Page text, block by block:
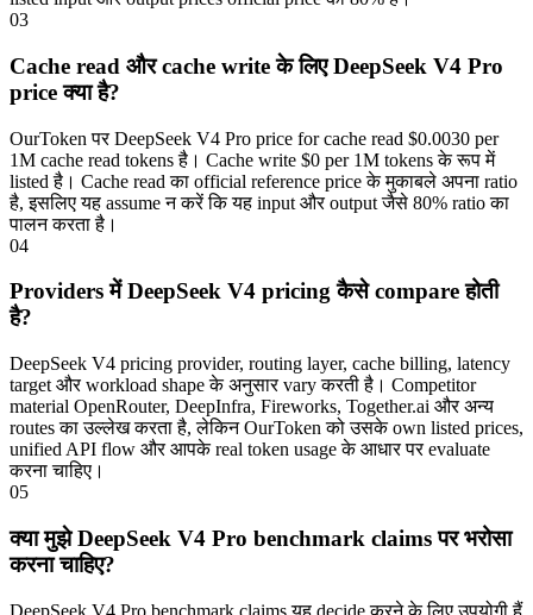
03
Cache read और cache write के लिए DeepSeek V4 Pro
price क्या है?
OurToken पर DeepSeek V4 Pro price for cache read $0.0030 per
1M cache read tokens है। Cache write $0 per 1M tokens के रूप में
listed है। Cache read का official reference price के मुकाबले अपना ratio
है, इसलिए यह assume न करें कि यह input और output जैसे 80% ratio का
पालन करता है।
04
Providers में DeepSeek V4 pricing कैसे compare होती
है?
DeepSeek V4 pricing provider, routing layer, cache billing, latency
target और workload shape के अनुसार vary करती है। Competitor
material OpenRouter, DeepInfra, Fireworks, Together.ai और अन्य
routes का उल्लेख करता है, लेकिन OurToken को उसके own listed prices,
unified API flow और आपके real token usage के आधार पर evaluate
करना चाहिए।
05
क्या मुझे DeepSeek V4 Pro benchmark claims पर भरोसा
करना चाहिए?
DeepSeek V4 Pro benchmark claims यह decide करने के लिए उपयोगी हैं